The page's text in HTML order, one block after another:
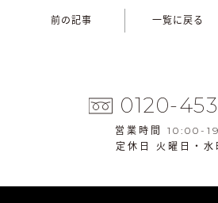
前の記事 一覧に戻る
0120-
営業時間 10:00-
定休日 火曜日・水